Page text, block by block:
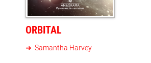
ORBITAL
Samantha Harvey